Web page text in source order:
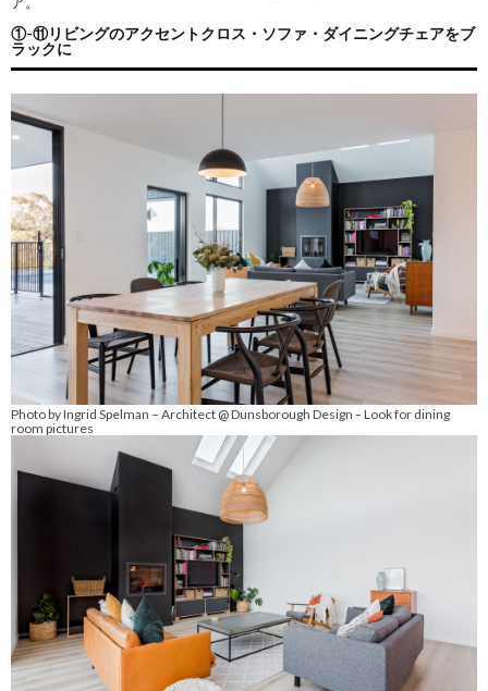
①-⑪リビングのアクセントクロス・ソファ・ダイニングチェアをブ
ラックに
Photo by Ingrid Spelman – Architect @ Dunsborough Design –Look for dining
room pictures